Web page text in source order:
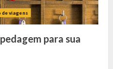
de viagens
para sua